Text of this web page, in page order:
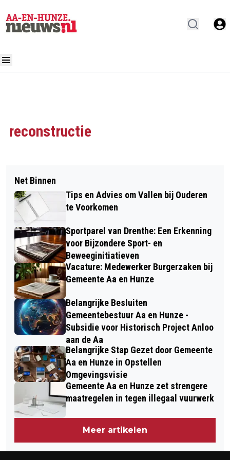
reconstructie
Net Binnen
Tips en Advies om Vallen bij Ouderen
te Voorkomen
Sportparel van Drenthe: Een Erkenning
voor Bijzondere Sport- en
Beweeginitiatieven
Vacature: Medewerker Burgerzaken bij
Gemeente Aa en Hunze
Belangrijke Besluiten
Gemeentebestuur Aa en Hunze -
Subsidie voor Historisch Project Anloo
aan de Aa
Belangrijke Stap Gezet door Gemeente
Aa en Hunze in Opstellen
Omgevingsvisie
Gemeente Aa en Hunze zet strengere
maatregelen in tegen illegaal vuurwerk
Meer artikelen